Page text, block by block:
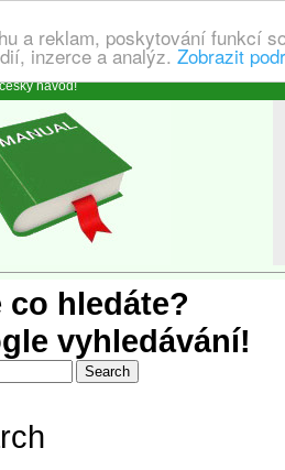
a reklam, poskytování funkcí
inzerce a analýz. Zobrazit
návod!
co hledáte?
vyhledávání!